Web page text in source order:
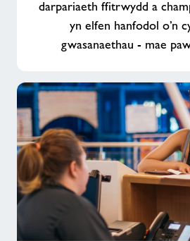
darpariaeth ffitrwydd a
yn elfen hanfodol o’n
gwasanaethau - mae